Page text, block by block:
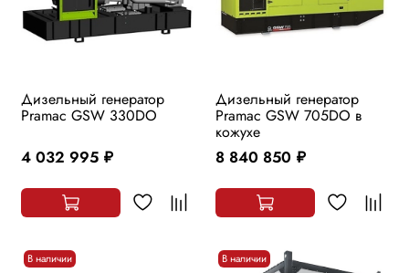
Дизельный генератор
Pramac GSW 330DO
4 032 995 руб.
Дизельный генератор
Pramac GSW 705DO в
кожухе
8 840 850 руб.
В наличии В наличии